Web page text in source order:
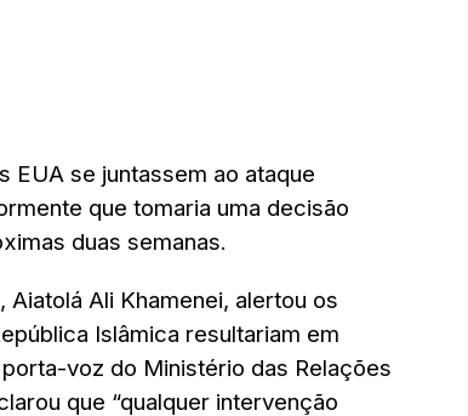
EUA se juntassem ao ataque
que tomaria uma decisão
duas semanas.
Ali Khamenei, alertou os
Islâmica resultariam em
voz do Ministério das Relações
que “qualquer intervenção